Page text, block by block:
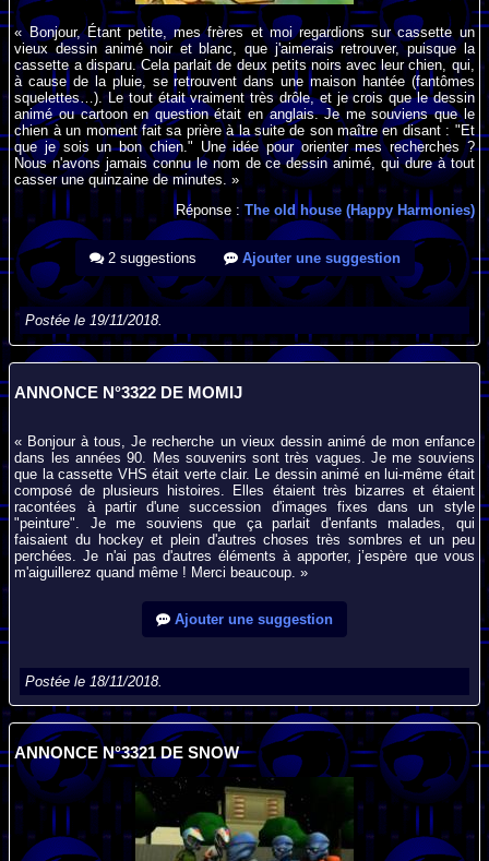
« Bonjour, Étant petite, mes frères et moi regardions sur cassette un
vieux dessin animé noir et blanc, que j'aimerais retrouver, puisque la
cassette a disparu. Cela parlait de deux petits noirs avec leur chien, qui,
à cause de la pluie, se retrouvent dans une maison hantée (fantômes
squelettes…). Le tout était vraiment très drôle, et je crois que le dessin
animé ou cartoon en question était en anglais. Je me souviens que le
chien à un moment fait sa prière à la suite de son maître en disant : "Et
que je sois un bon chien." Une idée pour orienter mes recherches ?
Nous n'avons jamais connu le nom de ce dessin animé, qui dure à tout
casser une quinzaine de minutes. »
Réponse : The old house (Happy Harmonies)
2 suggestions Ajouter une suggestion
Postée le 19/11/2018.
ANNONCE N°3322 DE MOMIJ
« Bonjour à tous, Je recherche un vieux dessin animé de mon enfance
dans les années 90. Mes souvenirs sont très vagues. Je me souviens
que la cassette VHS était verte clair. Le dessin animé en lui-même était
composé de plusieurs histoires. Elles étaient très bizarres et étaient
racontées à partir d'une succession d'images fixes dans un style
"peinture". Je me souviens que ça parlait d'enfants malades, qui
faisaient du hockey et plein d'autres choses très sombres et un peu
perchées. Je n'ai pas d'autres éléments à apporter, j’espère que vous
m'aiguillerez quand même ! Merci beaucoup. »
Ajouter une suggestion
Postée le 18/11/2018.
ANNONCE N°3321 DE SNOW